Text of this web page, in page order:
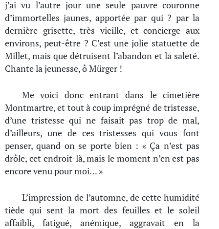
j’ai vu l’autre jour une seule pauvre couronne
d’immortelles jaunes, apportée par qui ? par la
dernière grisette, très vieille, et concierge aux
environs, peut-être ? C’est une jolie statuette de
Millet, mais que détruisent l’abandon et la saleté.
Chante la jeunesse, ô Mürger !
Me voici donc entrant dans le cimetière
Montmartre, et tout à coup imprégné de tristesse,
d’une tristesse qui ne faisait pas trop de mal,
d’ailleurs, une de ces tristesses qui vous font
penser, quand on se porte bien : « Ça n’est pas
drôle, cet endroit-là, mais le moment n’en est pas
encore venu pour moi… »
L’impression de l’automne, de cette humidité
tiède qui sent la mort des feuilles et le soleil
affaibli, fatigué, anémique, aggravait en la